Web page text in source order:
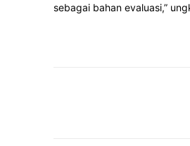
sebagai bahan evaluasi,”